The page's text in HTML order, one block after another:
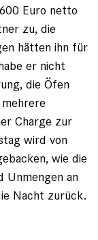
Euro netto
zu, die
hätten ihn für
er nicht
die Öfen
Charge zur
wird von
wie die
Unmengen an
Nacht zurück.